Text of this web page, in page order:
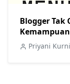
Blogger Tak
Priyani